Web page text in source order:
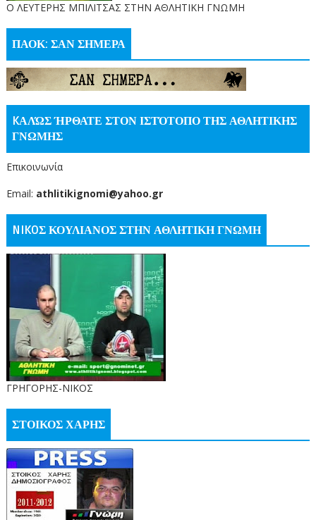
O ΛΕΥΤΕΡΗΣ ΜΠΙΛΙΤΣΑΣ ΣΤΗΝ ΑΘΛΗΤΙΚΗ ΓΝΩΜΗ
ΠΑΟΚ: ΣΑΝ ΣΗΜΕΡΑ
KΑΛΏΣ ΉΡΘΑΤΕ ΣΤΟΝ ΙΣΤΌΤΟΠΟ ΤΗΣ ΑΘΛΗΤΙΚΗΣ
ΓΝΩΜΗΣ
Επικοινωνία
Email: athlitikignomi@yahoo.gr
NIKOΣ ΚΟΥΛΙΑΝΟΣ ΣΤΗΝ ΑΘΛΗΤΙΚΗ ΓΝΩΜΗ
ΓΡΗΓΟΡΗΣ-ΝΙΚΟΣ
ΣΤΟΙΚΟΣ ΧΑΡΗΣ